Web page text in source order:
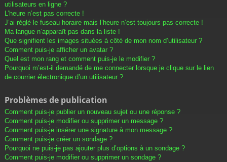
utilisateurs en ligne ?
L’heure n’est pas correcte !
J’ai réglé le fuseau horaire mais l’heure n’est toujours pas correcte !
Ma langue n’apparaît pas dans la liste !
Que signifient les images situées à côté de mon nom d’utilisateur ?
Comment puis-je afficher un avatar ?
Quel est mon rang et comment puis-je le modifier ?
Pourquoi m’est-il demandé de me connecter lorsque je clique sur le lien
de courrier électronique d’un utilisateur ?
Problèmes de publication
Comment puis-je publier un nouveau sujet ou une réponse ?
Comment puis-je modifier ou supprimer un message ?
Comment puis-je insérer une signature à mon message ?
Comment puis-je créer un sondage ?
Pourquoi ne puis-je pas ajouter plus d’options à un sondage ?
Comment puis-je modifier ou supprimer un sondage ?